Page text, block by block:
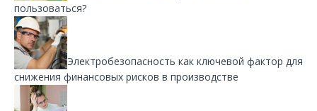
пользоваться?
Электробезопасность как ключевой фактор для
снижения финансовых рисков в производстве